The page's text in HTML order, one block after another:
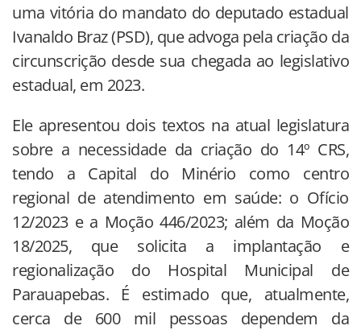
uma vitória do mandato do deputado estadual
Ivanaldo Braz (PSD), que advoga pela criação da
circunscrição desde sua chegada ao legislativo
estadual, em 2023.
Ele apresentou dois textos na atual legislatura
sobre a necessidade da criação do 14º CRS,
tendo a Capital do Minério como centro
regional de atendimento em saúde: o Ofício
12/2023 e a Moção 446/2023; além da Moção
18/2025, que solicita a implantação e
regionalização do Hospital Municipal de
Parauapebas. É estimado que, atualmente,
cerca de 600 mil pessoas dependem da